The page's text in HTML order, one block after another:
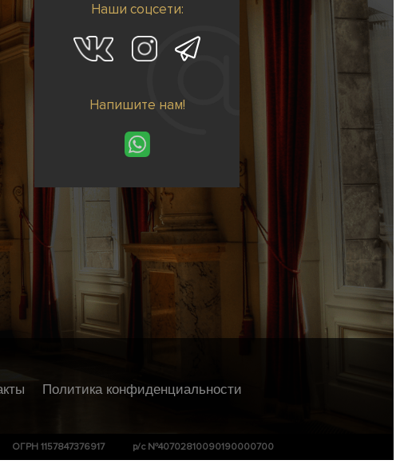
Наши соцсети:
Напишите нам!
Политика конфиденциальности
ОГРН 1157847376917 р/с №40702810090190000700